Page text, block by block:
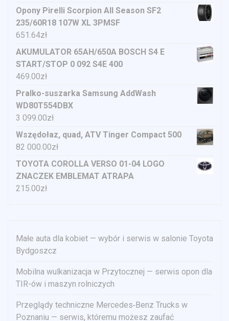
Opony Pirelli Scorpion All Season SF2
235/60R18 107W XL 3PMSF
651.64zł
AKUMULATOR 65AH/650A BOSCH S4 E
START/STOP 0 092 S4E 400
469.00zł
Pralko-suszarka Samsung AddWash
WD80T554DBX
3 099.00zł
Wszędołaz, quad, ATV Tinger Compact 500
82 000.00zł
TOYOTA COROLLA VERSO 01-04 LOGO
ZNACZEK EMBLEMAT ATRAPA
215.00zł
Małe auta dla kobiet — wybór i serwis w salonie Toyota
Bydgoszcz
Mobilna wulkanizacja w Przytocznej — serwis opon dla
TIR-ów i maszyn rolniczych
Przeglądy techniczne Mercedes‑Benz Trucks w
Poznaniu — serwis, któremu możesz zaufać